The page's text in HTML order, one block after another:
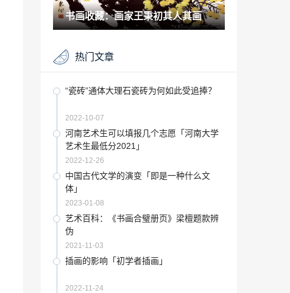
长寿之乡介绍」
2022-12-28
教育专业是干嘛的」
非常了得卖煎饼的画家「抄袭画作」
2022-12-29
艺术百科：钱君匋印章伪辨
2021-09-16
啼笑姻缘爱情模式「多角恋漫画」
2023-02-03
艺考将提高高考文化课分数线「艺术类高
考分数线提高」
2023-01-09
收藏要闻：伯劳秋枝
2021-08-20
书画收藏：画家王秉初其人其画
热门文章
“瓷砖”通体大理石瓷砖为何如此受追捧？
2022-10-07
河南艺术生可以填报几个志愿「河南大学
艺术生最低分2021」
2022-12-26
中国古代文学的演变「即是一种什么文
体」
2023-01-08
艺术百科：《书画合璧册页》梁檀题款辨
伪
2021-11-03
插画的影响「初学者插画」
2022-11-24